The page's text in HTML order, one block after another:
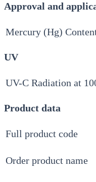
Approval and
Mercury (Hg)
UV
UV-C Radiation at
Product data
Full product code
Order product name